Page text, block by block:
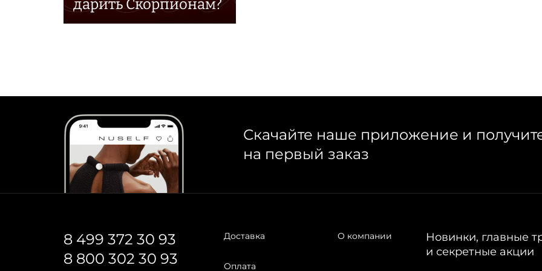
дарить Скорпионам?
Скачайте наше приложение и
на первый заказ
8 499 372 30 93
8 800 302 30 93
Доставка
Оплата
О компании
Новинки, главные
и секретные акции